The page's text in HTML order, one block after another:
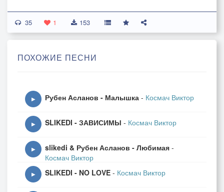
35 1 153
ПОХОЖИЕ ПЕСНИ
▶ Рубен Асланов - Малышка - Космач Виктор
▶ SLIKEDI - ЗАВИСИМЫ - Космач Виктор
▶ slikedi & Рубен Асланов - Любимая -
Космач Виктор
▶ SLIKEDI - NO LOVE - Космач Виктор